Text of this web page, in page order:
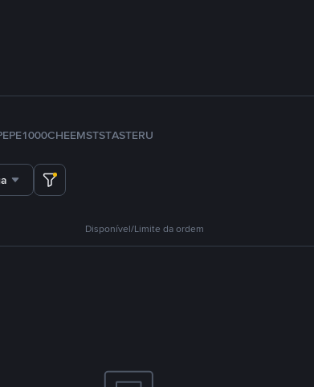
1000CHEEMSTSTASTERU
Disponível/Limite da ordem